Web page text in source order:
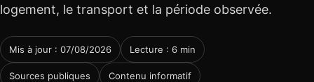
logement, le transport et la période observée.
Mis à jour : 07/08/2026 Lecture : 6 min
Sources publiques Contenu informatif